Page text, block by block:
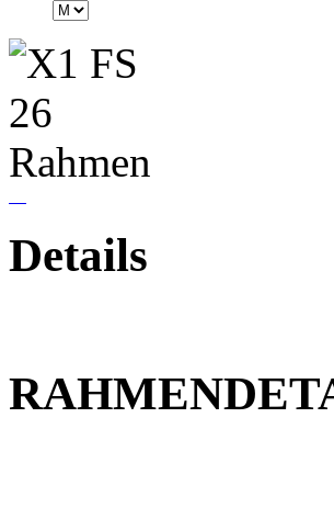
Details